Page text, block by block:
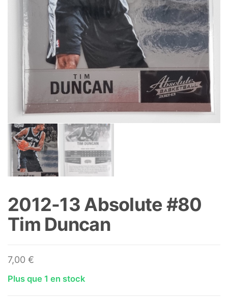
2012-13 Absolute #80
Tim Duncan
7,00 €
Plus que 1 en stock